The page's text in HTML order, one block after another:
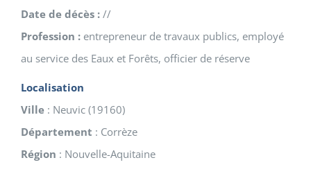
Date de décès : //
Profession : entrepreneur de travaux publics, employé
au service des Eaux et Forêts, officier de réserve
Localisation
Ville : Neuvic (19160)
Département : Corrèze
Région : Nouvelle-Aquitaine